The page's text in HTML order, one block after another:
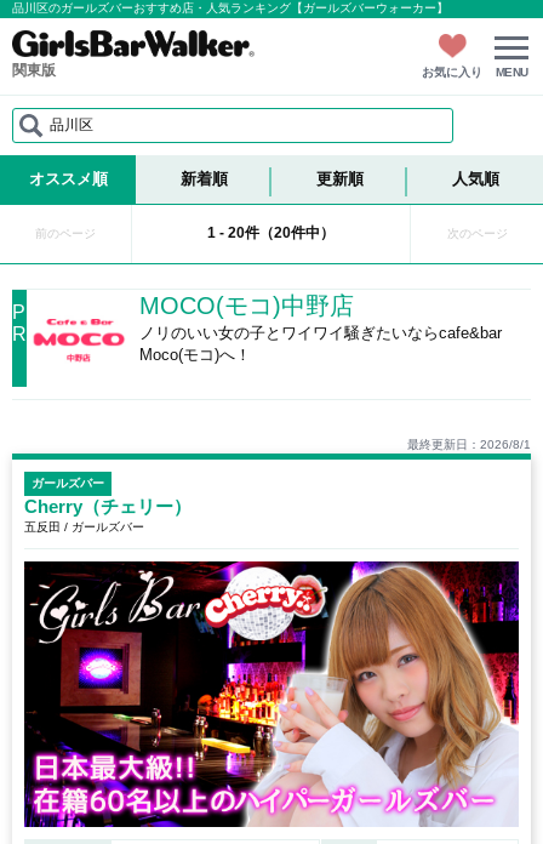
品川区のガールズバーおすすめ店・人気ランキング【ガールズバーウォーカー】
関東版 お気に入り MENU
品川区
オススメ順 新着順 更新順 人気順
前のページ 1 - 20件（20件中） 次のページ
P
R
MOCO(モコ)中野店
ノリのいい女の子とワイワイ騒ぎたいならcafe&bar
Moco(モコ)へ！
最終更新日：2026/8/1
ガールズバー
Cherry（チェリー）
五反田 / ガールズバー